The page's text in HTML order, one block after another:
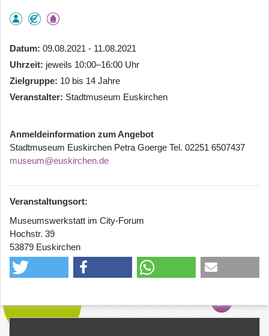
Datum 09.08.2021 - 11.08.2021
Uhrzeit jeweils 10:00–16:00 Uhr
Zielgruppe 10 bis 14 Jahre
Veranstalter Stadtmuseum Euskirchen
Anmeldeinformation zum Angebot
Stadtmuseum Euskirchen Petra Goerge Tel. 02251 6507437
museum@euskirchen.de
Veranstaltungsort:
Museumswerkstatt im City-Forum
Hochstr. 39
53879 Euskirchen